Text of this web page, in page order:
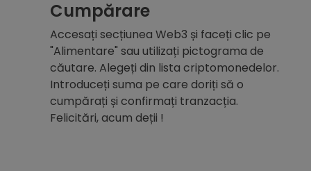
Cumpărare
Accesați secțiunea Web3 și faceți clic pe
"Alimentare" sau utilizați pictograma de
căutare. Alegeți din lista criptomonedelor.
Introduceți suma pe care doriți să o
cumpărați și confirmați tranzacția.
Felicitări, acum deții !